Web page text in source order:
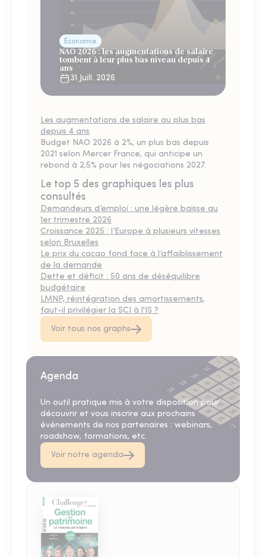
Économie
NAO 2026 : les augmentations de salaire
tombent à leur plus bas niveau depuis 4
ans
31 Juill. 2026
Les augmentations de salaire au plus bas
depuis 4 ans
Budget NAO 2026 à 2%, un plus bas depuis
2021 selon Mercer France, qui anticipe un
rebond à 2,5% pour les négociations 2027.
Le top 5 des graphiques les plus
consultés
Demandeurs d’emploi : une légère baisse au
1er trimestre 2026
Croissance 2025 : l’Europe à plusieurs vitesses
selon Bruxelles
Le prix du cacao fond face à l’affaiblissement
de la demande
Dette et déficit : 50 ans de déséquilibre
budgétaire
LMNP, réintégration des amortissements,
faut-il privilégier la SCI à l'IS ?
Voir tous nos graphs
Agenda
Un outil pratique mis à votre disposition pour
découvrir et vous inscrire aux prochains
événements de nos partenaires : webinars,
roadshow, formations, etc.
Voir notre agenda